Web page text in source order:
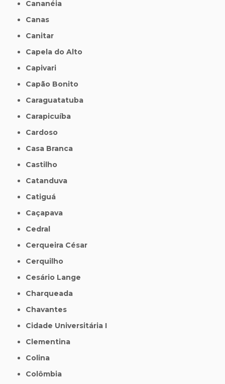
Cananéia
Canas
Canitar
Capela do Alto
Capivari
Capão Bonito
Caraguatatuba
Carapicuíba
Cardoso
Casa Branca
Castilho
Catanduva
Catiguá
Caçapava
Cedral
Cerqueira César
Cerquilho
Cesário Lange
Charqueada
Chavantes
Cidade Universitária I
Clementina
Colina
Colômbia